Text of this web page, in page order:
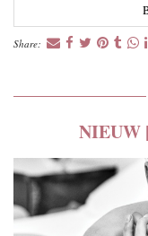
Share:
NIEUW